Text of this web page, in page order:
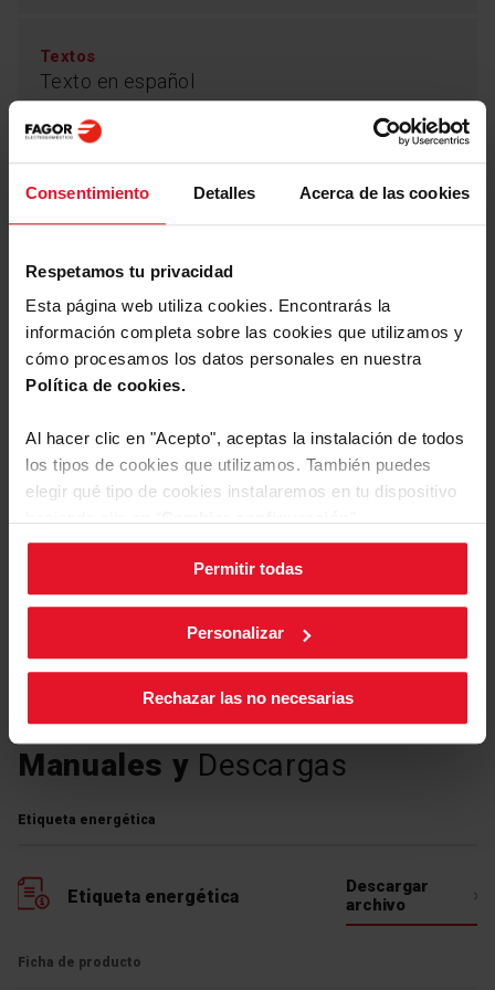
Consentimiento Detalles Acerca de las cookies
Respetamos tu privacidad
Esta página web utiliza cookies. Encontrarás la
información completa sobre las cookies que utilizamos y
cómo procesamos los datos personales en nuestra
Política de cookies.
Al hacer clic en "Acepto", aceptas la instalación de todos
los tipos de cookies que utilizamos. También puedes
elegir qué tipo de cookies instalaremos en tu dispositivo
Puedes cambiar la configuración de cookies en cualquier
momento, pulsando el botón negro en la esquina inferior
derecha de la pantalla.
Permitir todas
Personalizar
Rechazar las no necesarias
Textos
Texto en español
Parámetros Técnicos
Programas y Opciones
Equipamiento
Programas
Manuales y Descargas
Etiqueta energética
Etiqueta energética
Descargar
archivo
Ficha de producto